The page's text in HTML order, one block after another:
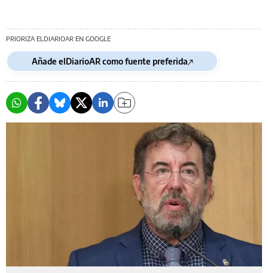
PRIORIZA ELDIARIOAR EN GOOGLE
Añade elDiarioAR como fuente preferida